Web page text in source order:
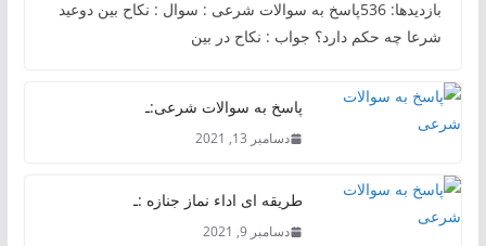
بازدیدها: 536پاسخ به سوالات شرعی : سوال : نکاح بین دوعید
شرعا چه حکم دارد؟ جواب : نکاح در بین
پاسخ به سوالات شرعی:ـ
دسامبر 13, 2021
طریقه ای اداء نماز جنازه :ـ
دسامبر 9, 2021